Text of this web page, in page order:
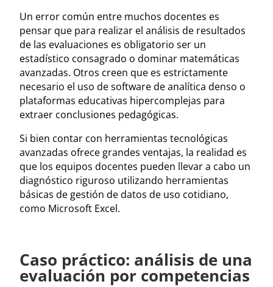
Un error común entre muchos docentes es
pensar que para realizar el análisis de resultados
de las evaluaciones es obligatorio ser un
estadístico consagrado o dominar matemáticas
avanzadas. Otros creen que es estrictamente
necesario el uso de software de analítica denso o
plataformas educativas hipercomplejas para
extraer conclusiones pedagógicas.
Si bien contar con herramientas tecnológicas
avanzadas ofrece grandes ventajas, la realidad es
que los equipos docentes pueden llevar a cabo un
diagnóstico riguroso utilizando herramientas
básicas de gestión de datos de uso cotidiano,
como Microsoft Excel.
Caso práctico: análisis de una
evaluación por competencias